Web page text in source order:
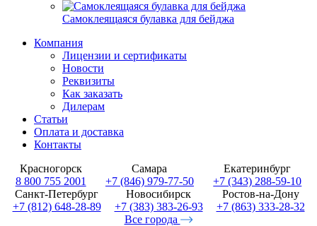
Самоклеящаяся булавка для бейджа
Компания
Лицензии и сертификаты
Новости
Реквизиты
Как заказать
Дилерам
Статьи
Оплата и доставка
Контакты
Красногорск
8 800 755 2001
Самара
+7 (846) 979-77-50
Екатеринбург
+7 (343) 288-59-10
Санкт-Петербург
+7 (812) 648-28-89
Новосибирск
+7 (383) 383-26-93
Ростов-на-Дону
+7 (863) 333-28-32
Все города